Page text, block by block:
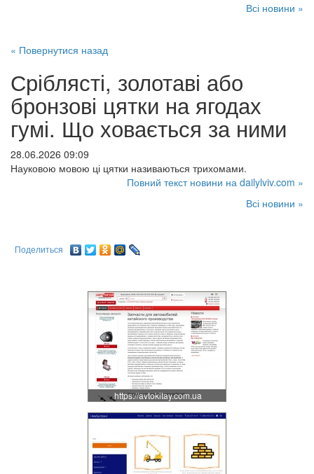
Всі новини »
« Повернутися назад
Сріблясті, золотаві або
бронзові цятки на ягодах
гумі. Що ховається за ними
28.06.2026 09:09
Науковою мовою ці цятки називаються трихомами.
Повний текст новини на dailylviv.com »
Всі новини »
Поделиться
https://avtokitay.com.ua